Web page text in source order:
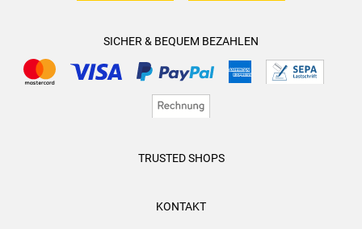
SICHER & BEQUEM BEZAHLEN
TRUSTED SHOPS
KONTAKT